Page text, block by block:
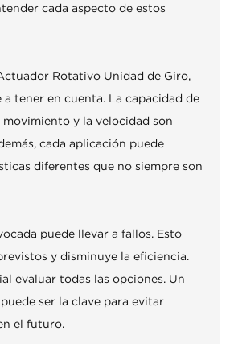
cada aspecto de estos
Rotativo Unidad de Giro,
tener en cuenta. La capacidad de
movimiento y la velocidad son
cada aplicación puede
diferentes que no siempre son
puede llevar a fallos. Esto
y disminuye la eficiencia.
evaluar todas las opciones. Un
ser la clave para evitar
el futuro.